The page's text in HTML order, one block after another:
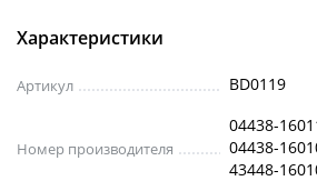
Характеристики
Артикул BD0119
Номер производителя
04438-
04438-
43448-